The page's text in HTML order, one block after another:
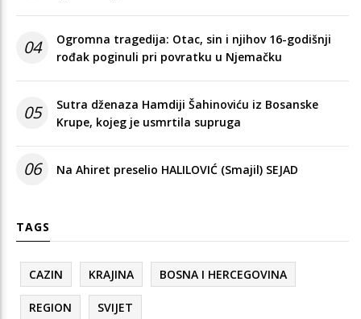
04
Ogromna tragedija: Otac, sin i njihov 16-godišnji
rođak poginuli pri povratku u Njemačku
05
Sutra dženaza Hamdiji Šahinoviću iz Bosanske
Krupe, kojeg je usmrtila supruga
06 Na Ahiret preselio HALILOVIĆ (Smajil) SEJAD
TAGS
CAZIN KRAJINA BOSNA I HERCEGOVINA
REGION SVIJET